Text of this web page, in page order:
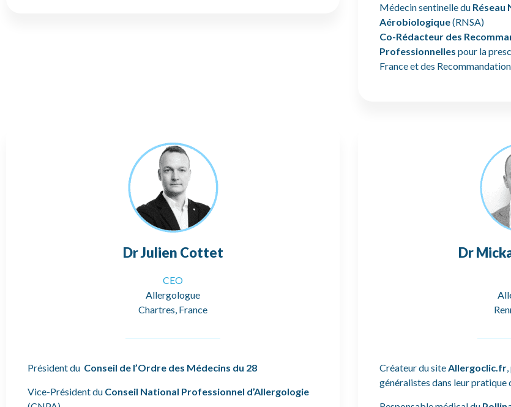
Médecin sentinelle du Réseau
Aérobiologique(RNSA)
Co-Rédacteur des
Professionnelles pour la
France et des
Dr Julien Cottet
CEO
Allergologue
Chartres, France
Président du Conseil de l’Ordre des Médecins du 28
Vice-Président du Conseil National Professionnel d’Allergologie
Dr
Créateur du siteAllergoclic.fr
généralistes dans leur pratique